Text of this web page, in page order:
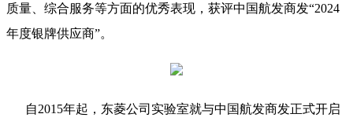
质量、综合服务等方面的优秀表现，获评中国航发商发“2024
年度银牌供应商”。
自2015年起，东菱公司实验室就与中国航发商发正式开启